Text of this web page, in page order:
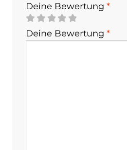
Deine Bewertung*
Deine Bewertung*